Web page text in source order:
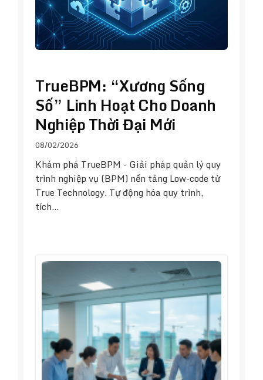
TrueBPM: “Xương Sống
Số” Linh Hoạt Cho Doanh
Nghiệp Thời Đại Mới
08/02/2026
Khám phá TrueBPM - Giải pháp quản lý quy
trình nghiệp vụ (BPM) nền tảng Low-code từ
True Technology. Tự động hóa quy trình,
tích…